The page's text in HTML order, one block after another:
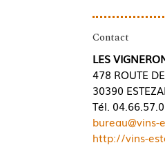
Contact
LES
478 ROUTE
30390
Tél.
bureau@vins-
http://vins-